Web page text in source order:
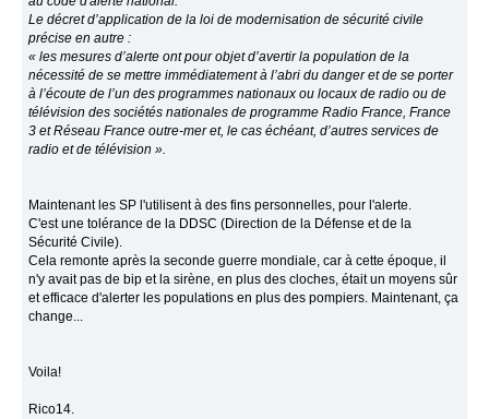
Le décret d’application de la loi de modernisation de sécurité civile
précise en autre :
« les mesures d’alerte ont pour objet d’avertir la population de la
nécessité de se mettre immédiatement à l’abri du danger et de se porter
à l’écoute de l’un des programmes nationaux ou locaux de radio ou de
télévision des sociétés nationales de programme Radio France, France
3 et Réseau France outre-mer et, le cas échéant, d’autres services de
radio et de télévision ».
Maintenant les SP l'utilisent à des fins personnelles, pour l'alerte.
C'est une tolérance de la DDSC (Direction de la Défense et de la
Sécurité Civile).
Cela remonte après la seconde guerre mondiale, car à cette époque, il
n'y avait pas de bip et la sirène, en plus des cloches, était un moyens sûr
et efficace d'alerter les populations en plus des pompiers. Maintenant, ça
change...
Voila!
Rico14.